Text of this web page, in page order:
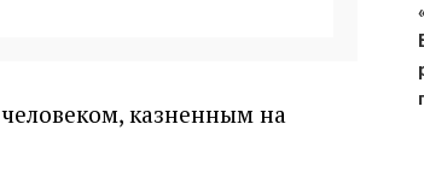
казненным на